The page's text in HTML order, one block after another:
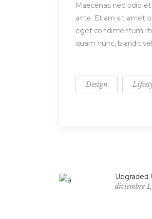
Maecenas nec odio
ante. Etiam sit amet
eget condimentum
quam nunc, blandit
Design
Upgraded
diciembre